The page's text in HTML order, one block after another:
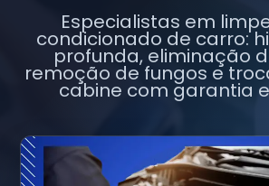
Especialistas em
condicionado de carro:
profunda, eliminação
remoção de fungos e
cabine com garantia